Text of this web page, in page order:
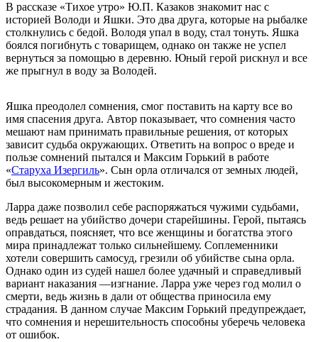
В рассказе «Тихое утро» Ю.П. Казаков знакомит нас с
историей Володи и Яшки. Это два друга, которые на рыбалке
столкнулись с бедой. Володя упал в воду, стал тонуть. Яшка
боялся погибнуть с товарищем, однако он также не успел
вернуться за помощью в деревню. Юный герой рискнул и все
же прыгнул в воду за Володей.
Яшка преодолел сомнения, смог поставить на карту все во
имя спасения друга. Автор показывает, что сомнения часто
мешают нам принимать правильные решения, от которых
зависит судьба окружающих. Ответить на вопрос о вреде и
пользе сомнений пытался и Максим Горький в работе
«Старуха Изергиль». Сын орла отличался от земных людей,
был высокомерным и жестоким.
Ларра даже позволил себе распоряжаться чужими судьбами,
ведь решает на убийство дочери старейшины. Герой, пытаясь
оправдаться, поясняет, что все женщины и богатства этого
мира принадлежат только сильнейшему. Соплеменники
хотели совершить самосуд, грезили об убийстве сына орла.
Однако один из судей нашел более удачный и справедливый
вариант наказания —изгнание. Ларра уже через год молил о
смерти, ведь жизнь в дали от общества приносила ему
страдания. В данном случае Максим Горький предупреждает,
что сомнения и нерешительность способны уберечь человека
от ошибок.